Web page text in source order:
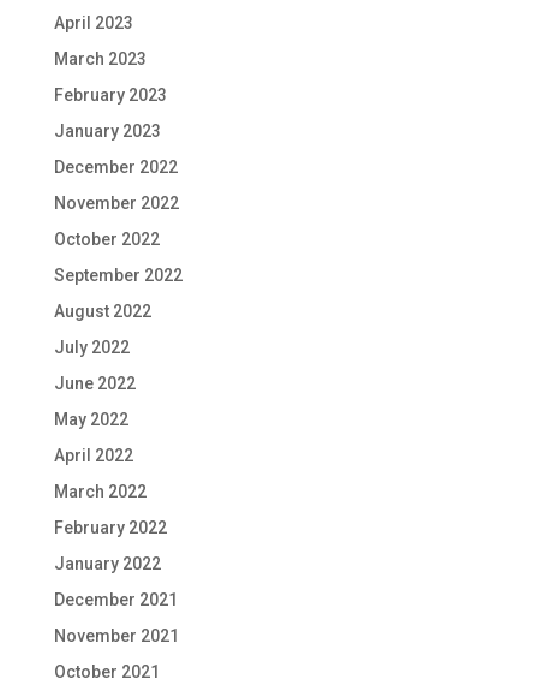
April 2023
March 2023
February 2023
January 2023
December 2022
November 2022
October 2022
September 2022
August 2022
July 2022
June 2022
May 2022
April 2022
March 2022
February 2022
January 2022
December 2021
November 2021
October 2021